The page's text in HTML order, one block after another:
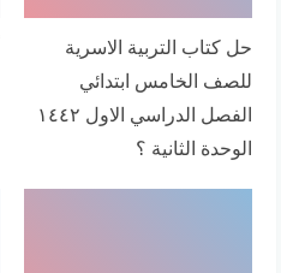
حل كتاب التربية الاسرية
للصف الخامس ابتدائي
الفصل الدراسي الاول ١٤٤٢
الوحدة الثانية ؟